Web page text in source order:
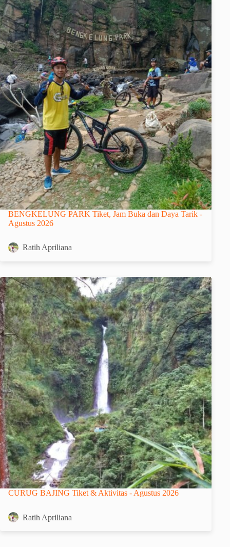
BENGKELUNG PARK Tiket, Jam Buka dan Daya Tarik -
Agustus 2026
Ratih Apriliana
CURUG BAJING Tiket & Aktivitas - Agustus 2026
Ratih Apriliana